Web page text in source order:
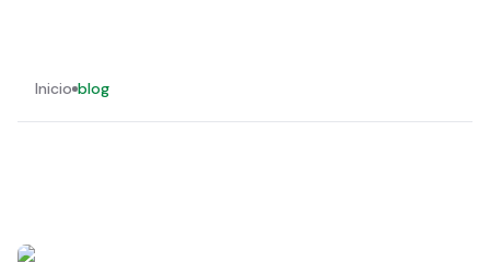
Inicio blog